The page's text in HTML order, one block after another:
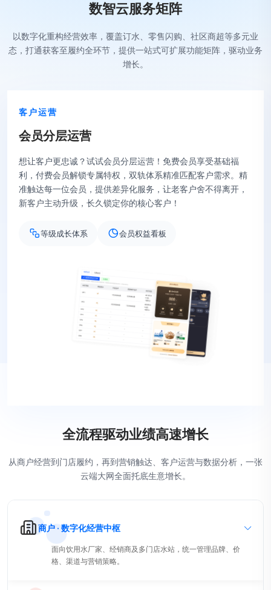
数智云服务矩阵
以数字化重构经营效率，覆盖订水、零售闪购、社区商超等多元业
态，打通获客至履约全环节，提供一站式可扩展功能矩阵，驱动业务
增长。
增长引擎
合规二级分销
在私域流量竞争日益激烈的当下，合规二级分销成为商家突破
增长瓶颈的关键。我们提供合规化的分销体系搭建服务，让每
一层分销都合法合规、清晰透明。借助社交关系链激活私域流
量池，让分销伙伴成为品牌的推广者，既实现了销量的指数级
向赋能。
全流程驱动业绩高速增长
从商户经营到门店履约，再到营销触达、客户运营与数据分析，一张
云端大网全面托底生意增长。
商户 · 数字化经营中枢
面向饮用水厂家、经销商及多门店水站，统一管理品牌、价
格、渠道与营销策略。